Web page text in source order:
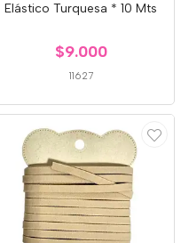
Elástico Turquesa * 10 Mts
$9.000
11627